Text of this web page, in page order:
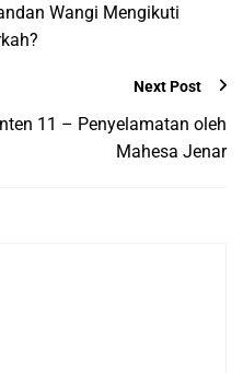
Wangi Mengikuti
Next Post
11 – Penyelamatan oleh
Mahesa Jenar